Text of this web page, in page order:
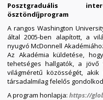
Posztgraduális
ösztöndíjprogram
A rangos Washington
által 2005-ben alapított, a
nyugvó McDonnell
Az Akadémia küldetése,
tehetséges hallgatók, a jövő
világméretű közösségét,
társadalmilag felelős
A program honlapja: https://